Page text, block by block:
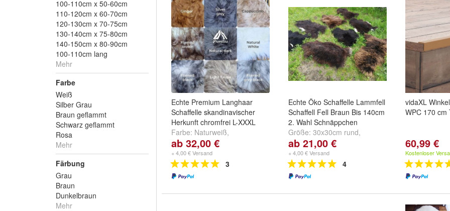
100-110cm x 50-60cm
110-120cm x 60-70cm
120-130cm x 70-75cm
130-140cm x 75-80cm
140-150cm x 80-90cm
100-110cm lang
Mehr
Farbe
Weiß
Silber Grau
Braun geflammt
Schwarz geflammt
Rosa
Mehr
Färbung
Grau
Braun
Dunkelbraun
Mehr
Echte Premium Langhaar
Schaffelle skandinavischer
Herkunft chromfrei L-XXXL
Farbe: Naturweiß,
Cappuccino, Ginger
weitere ...
ab 32,00 €
+ 4,00 € Versand
3
Echte Öko Schaffelle Lammfell
Schaffell Fell Braun Bis 140cm
2. Wahl Schnäppchen
Größe: 30x30cm rund,
30x30cm eckig,
undweitere ...
ab 21,00 €
+ 4,00 € Versand
4
vidaXL
WPC 170 cm
60,99 €
Kostenloser